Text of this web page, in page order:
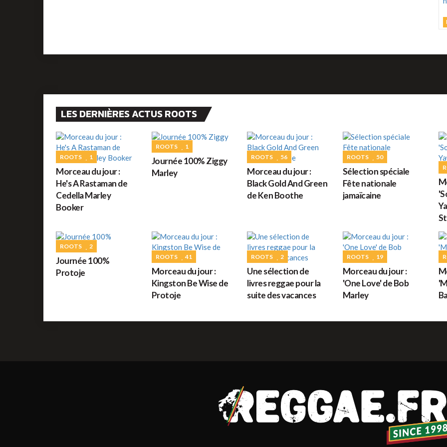
LES DERNIÈRES ACTUS ROOTS
ROOTS 1
Morceau du jour :
He's A Rastaman de
Cedella Marley
Booker
ROOTS 1
Journée 100% Ziggy
Marley
ROOTS 56
Morceau du jour :
Black Gold And Green
de Ken Boothe
ROOTS 50
Sélection spéciale
Fête nationale
jamaïcaine
ROOTS 2
Journée 100%
Protoje
ROOTS 41
Morceau du jour :
Kingston Be Wise de
Protoje
ROOTS 2
Une sélection de
livres reggae pour la
suite des vacances
ROOTS 19
Morceau du jour :
'One Love' de Bob
Marley